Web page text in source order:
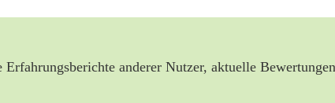
anderer Nutzer, aktuelle